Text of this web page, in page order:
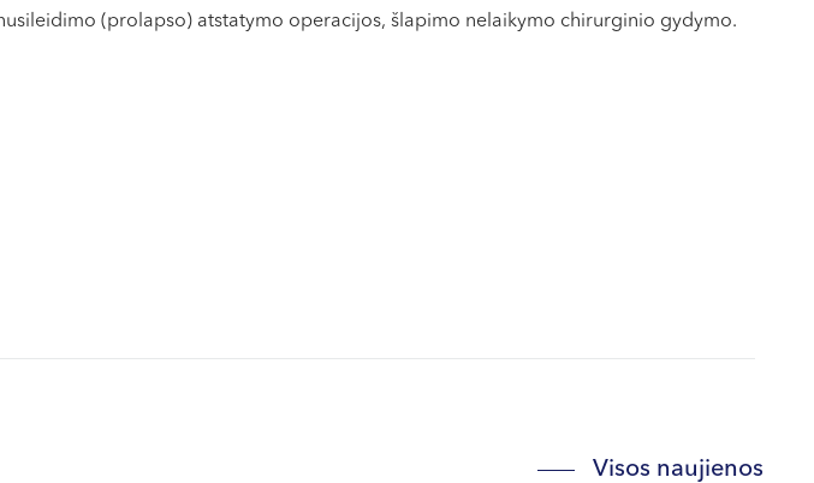
(prolapso) atstatymo operacijos, šlapimo nelaikymo chirurginio gydymo.
Visos naujienos